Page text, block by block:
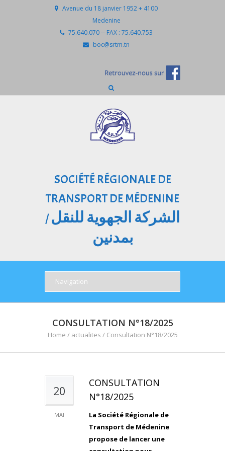
Avenue du 18 janvier 1952 + 4100
Medenine
75.640.070 -- FAX : 75.640.753
boc@srtm.tn
SOCIÉTÉ RÉGIONALE DE
TRANSPORT DE MÉDENINE
/الشركة الجهوية للنقل
بمدنين
CONSULTATION N°18/2025
Home / actualites / Consultation N°18/2025
20
MAI
CONSULTATION
N°18/2025
La Société Régionale de
Transport de Médenine
propose de lancer une